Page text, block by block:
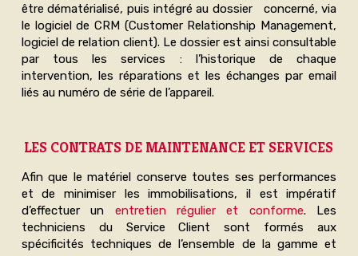
être dématérialisé, puis intégré au dossier concerné, via
le logiciel de CRM (Customer Relationship Management,
logiciel de relation client). Le dossier est ainsi consultable
par tous les services : l’historique de chaque
intervention, les réparations et les échanges par email
liés au numéro de série de l’appareil.
LES CONTRATS DE MAINTENANCE ET SERVICES
Afin que le matériel conserve toutes ses performances
et de minimiser les immobilisations, il est impératif
d’effectuer un entretien régulier et conforme. Les
techniciens du Service Client sont formés aux
spécificités techniques de l’ensemble de la gamme et